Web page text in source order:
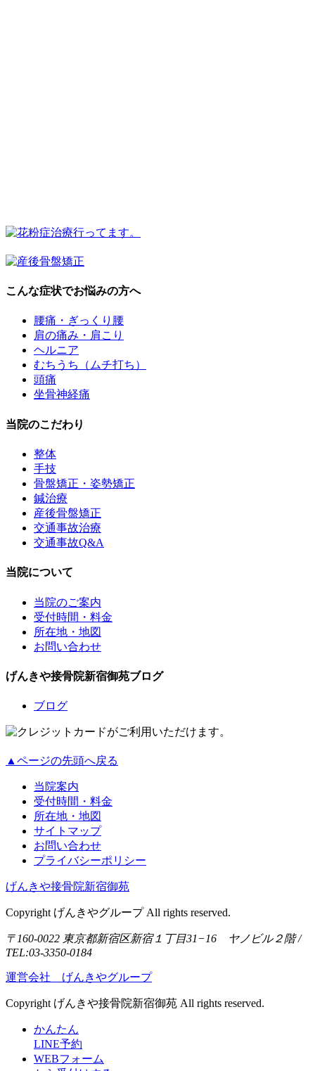
こんな症状でお悩みの方へ
腰痛・ぎっくり腰
肩の痛み・肩こり
ヘルニア
むちうち（ムチ打ち）
頭痛
坐骨神経痛
当院のこだわり
整体
手技
骨盤矯正・姿勢矯正
鍼治療
産後骨盤矯正
交通事故治療
交通事故Q&A
当院について
当院のご案内
受付時間・料金
所在地・地図
お問い合わせ
げんきや接骨院新宿御苑ブログ
ブログ
▲ページの先頭へ戻る
当院案内
受付時間・料金
所在地・地図
サイトマップ
お問い合わせ
プライバシーポリシー
げんきや接骨院新宿御苑
Copyright げんきやグループ All rights reserved.
〒160-0022 東京都新宿区新宿１丁目31−16 ヤノビル２階 /
TEL:03-3350-0184
運営会社 げんきやグループ
Copyright げんきや接骨院新宿御苑 All rights reserved.
かんたん
LINE予約
WEBフォーム